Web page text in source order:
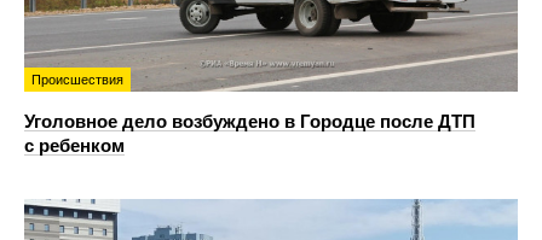
Происшествия
Уголовное дело возбуждено в Городце после ДТП
с ребенком